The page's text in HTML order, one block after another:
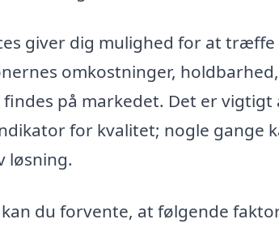
giver dig mulighed for at
omkostninger,
på markedet. Det er
for kvalitet; nogle gange
løsning.
du forvente, at følgende